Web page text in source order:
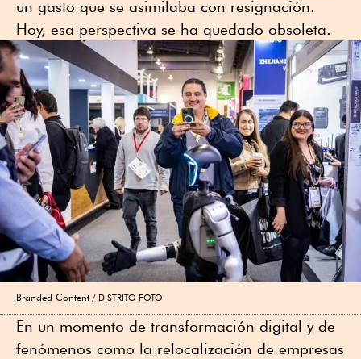
un gasto que se asimilaba con resignación.
Hoy, esa perspectiva se ha quedado obsoleta.
Branded Content DISTRITO FOTO
En un momento de transformación digital y de
fenómenos como la relocalización de empresas